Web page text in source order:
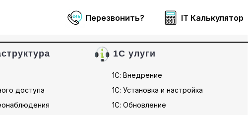
IT Калькулятор
Перезвонить?
доступа
1С улуги
1С: Внедрение
1С: Обновление
1С: Установка и настройка